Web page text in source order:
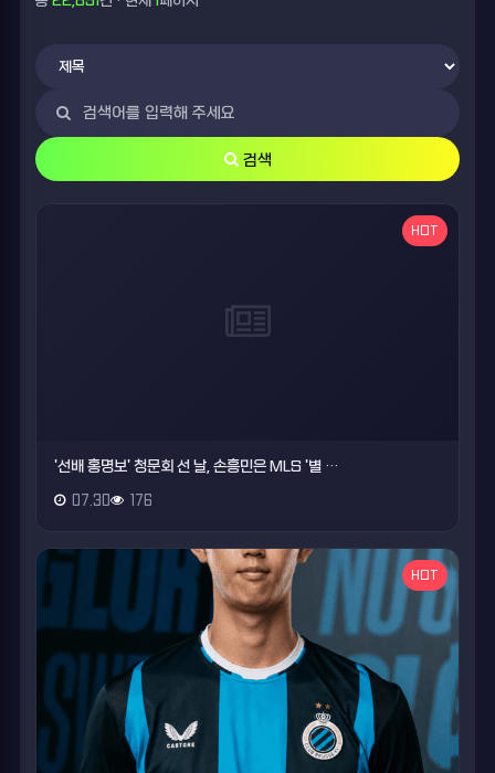
검색
HOT
'선배 홍명보' 청문회 선 날, 손흥민은 MLS '별 …
07.30 176
HOT